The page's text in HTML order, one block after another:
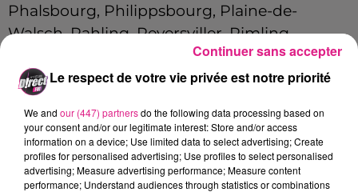
Phalsbourg, Philippsbourg, Plaine-de-
Walsch, Rahling, Reyersviller, Rimling,
Rolbing, Roppeviller, Saint-Louis, Saint-Louis-
lès-Bitche, Saint-Quirin, Schorbach,
Schweyen, Siersthal, Soucht, Sturzelbronn,
Troisfontaines, Turquestein-Blancrupt,
Vasperviller, Vilsberg, Volmunster, Voyer,
Waldhouse, Walschbronn, Walscheid.
Le respect de votre vie privée est notre priorité
We and our (447) partnersdo the following data processing based on
your consent and/or our legitimate interest: Store and/or access
information on a device; Use limited data to select advertising; Create
profiles for personalised advertising; Use profiles to select personalised
advertising; Measure advertising performance; Measure content
performance; Understand audiences through statistics or combinations
Continuer sans accepter